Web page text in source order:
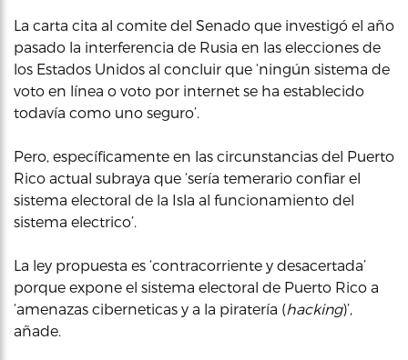
La carta cita al comite del Senado que investigó el año
pasado la interferencia de Rusia en las elecciones de
los Estados Unidos al concluir que ‘ningún sistema de
voto en línea o voto por internet se ha establecido
todavía como uno seguro’.
Pero, específicamente en las circunstancias del Puerto
Rico actual subraya que ‘sería temerario confiar el
sistema electoral de la Isla al funcionamiento del
sistema electrico’.
La ley propuesta es ‘contracorriente y desacertada’
porque expone el sistema electoral de Puerto Rico a
‘amenazas ciberneticas y a la piratería (hacking)’,
añade.